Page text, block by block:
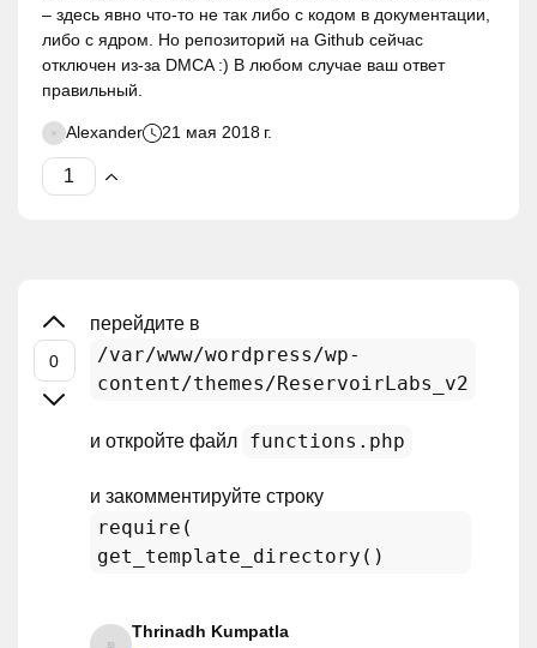
– здесь явно что-то не так либо с кодом в документации,
либо с ядром. Но репозиторий на Github сейчас
отключен из-за DMCA :) В любом случае ваш ответ
правильный.
Alexander 21 мая 2018 г.
перейдите в
/var/www/wordpress/wp-
content/themes/ReservoirLabs_v2
и откройте файл functions.php
и закомментируйте строку
require(
get_template_directory()
Thrinadh Kumpatla